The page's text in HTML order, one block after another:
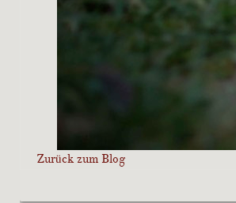
Zurück zum Blog